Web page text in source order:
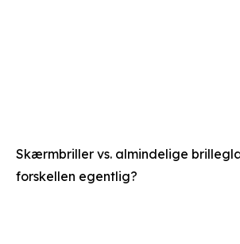
Skærmbriller vs. almindelige
forskellen egentlig?